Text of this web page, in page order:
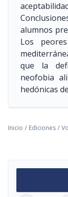
alumnos
Los
que la
neofobia
hedónicas
Inicio / Ediciones /